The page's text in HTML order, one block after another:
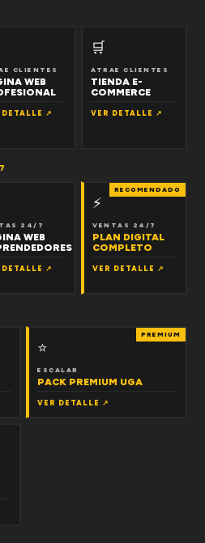
CLIENTES
WEB
DETALLE ↗
🛒
ATRAE CLIENTES
TIENDA E-
COMMERCE
VER DETALLE ↗
24/7
WEB
DETALLE ↗
RECOMENDADO
⚡
VENTAS 24/7
PLAN DIGITAL
COMPLETO
VER DETALLE ↗
PREMIUM
⭐
ESCALAR
PACK PREMIUM UGA
VER DETALLE ↗